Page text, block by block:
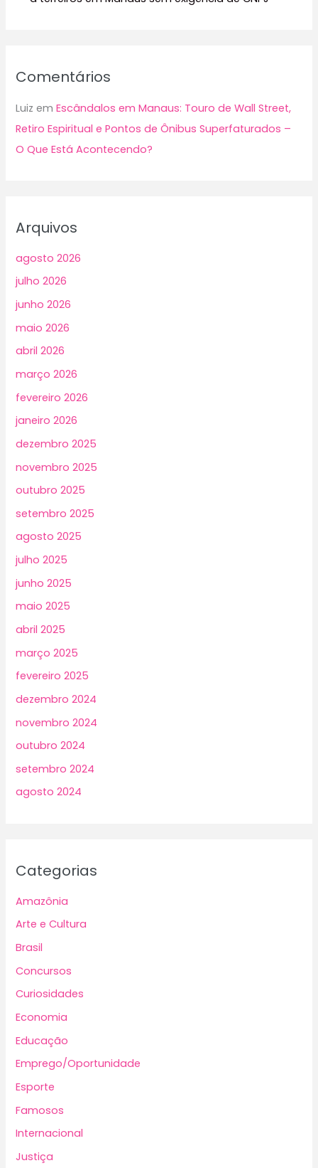
Comentários
Luiz emEscândalos em Manaus: Touro de Wall Street,
Retiro Espiritual e Pontos de Ônibus Superfaturados –
O Que Está Acontecendo?
Arquivos
agosto 2026
julho 2026
junho 2026
maio 2026
abril 2026
março 2026
fevereiro 2026
janeiro 2026
dezembro 2025
novembro 2025
outubro 2025
setembro 2025
agosto 2025
julho 2025
junho 2025
maio 2025
abril 2025
março 2025
fevereiro 2025
dezembro 2024
novembro 2024
outubro 2024
setembro 2024
agosto 2024
Categorias
Amazônia
Arte e Cultura
Brasil
Concursos
Curiosidades
Economia
Educação
Emprego/Oportunidade
Esporte
Famosos
Internacional
Justiça